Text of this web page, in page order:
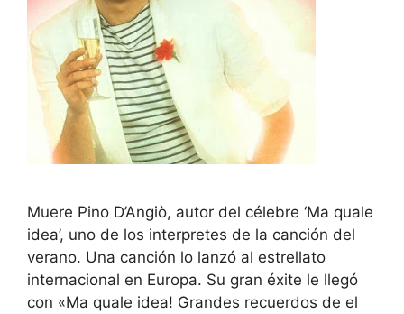
Muere Pino D’Angiò, autor del célebre ‘Ma quale
idea’, uno de los interpretes de la canción del
verano. Una canción lo lanzó al estrellato
internacional en Europa. Su gran éxite le llegó
con «Ma quale idea! Grandes recuerdos de el